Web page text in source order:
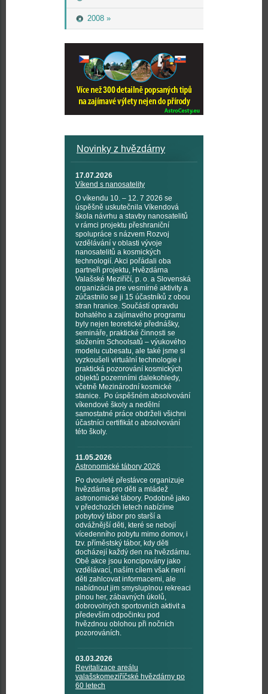
2008 »
Novinky z hvězdárny
17.07.2026
Víkend s nanosatelity
O víkendu 10. – 12. 7 2026 se
úspěšně uskutečnila Víkendová
škola návrhu a stavby nanosatelitů
v rámci projektu přeshraniční
spolupráce s názvem Rozvoj
vzdělávání v oblasti vývoje
nanosatelitů a kosmických
technologií. Akci pořádali oba
partneři projektu, Hvězdárna
Valašské Meziříčí, p. o. a Slovenská
organizácia pre vesmírné aktivity a
zúčastnilo se ji 15 účastníků z obou
stran hranice. Součástí opravdu
bohatého a zajímavého programu
byly nejen teoretické přednášky,
semináře, praktické činnosti se
složením Schoolsatů – výukového
modelu cubesatu, ale také jsme si
vyzkoušeli virtuální technologie i
praktická pozorování kosmických
objektů pozemními dalekohledy,
včetně Mezinárodní kosmické
stanice. Po úspěšném absolvování
víkendové školy a nedělní
samostatné práce obdrželi všichni
účastníci certifikát o absolvování
této školy.
11.05.2026
Astronomické tábory 2026
Po dvouleté přestávce organizuje
hvězdárna pro děti a mládež
astronomické tábory. Podobně jako
v předchozích letech nabízíme
pobytový tábor pro starší a
odvážnější děti, které se nebojí
vícedenního pobytu mimo domov, i
tzv. příměstský tábor, kdy děti
docházejí každý den na hvězdárnu.
Obě akce jsou koncipovány jako
vzdělávací, naším cílem však není
děti zahlcovat informacemi, ale
nabídnout jim smysluplnou rekreaci
plnou her, zábavných úkolů,
dobrovolných sportovních aktivit a
především odpočinku pod
hvězdnou oblohou při nočních
pozorováních.
03.03.2026
Revitalizace areálu
valašskomeziříčské hvězdárny po
60 letech